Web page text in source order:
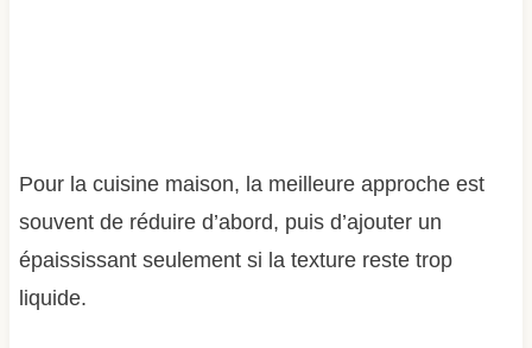
Pour la cuisine maison, la meilleure approche est
souvent de réduire d’abord, puis d’ajouter un
épaississant seulement si la texture reste trop
liquide.